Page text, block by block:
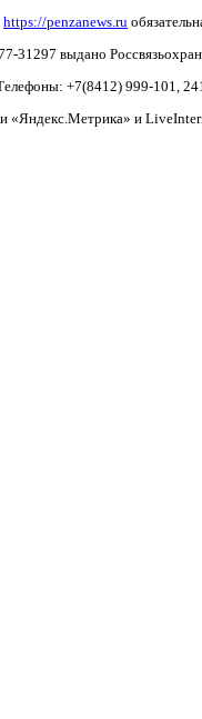
https://penzanews.ru
выдано
+7(8412) 999-101,
«Яндекс.Метрика» и